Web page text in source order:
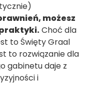
możesz
praktyki.Choć dla
to Święty Graal
to rozwiązanie dla
gabinetu daje z
i